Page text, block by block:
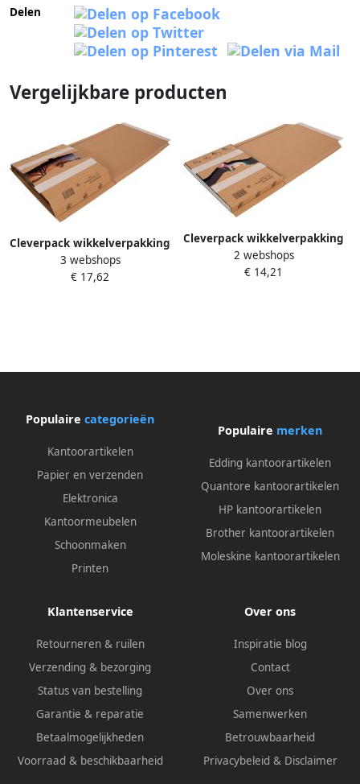
Delen
Vergelijkbare producten
Cleverpack wikkelverpakking
uit golfkarton ft 270 x 330 x
20 80 pak van 10 stuks
3 webshops
€ 17,62
Cleverpack wikkelverpakking
uit golfkarton ft 215 x 305 x
20 80 mm pak van 10 stuks
2 webshops
€ 14,21
Populaire categorieën
Kantoorartikelen
Papier en verzenden
Elektronica
Kantoormeubelen
Schoonmaken
Printen
Populaire merken
Edding kantoorartikelen
Quantore kantoorartikelen
HP kantoorartikelen
Brother kantoorartikelen
Moleskine kantoorartikelen
Klantenservice
Retourneren & ruilen
Verzending & bezorging
Status van bestelling
Garantie & reparatie
Betaalmogelijkheden
Voorraad & beschikbaarheid
Over ons
Inspiratie blog
Contact
Over ons
Samenwerken
Betrouwbaarheid
Privacybeleid & Disclaimer